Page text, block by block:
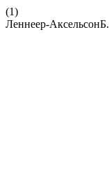
(1)
Леннеер-